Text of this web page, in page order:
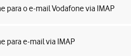
para o e-mail Vodafone via IMAP
para e-mail via IMAP